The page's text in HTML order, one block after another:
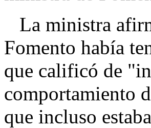
La ministra
Fomento había
que calificó de
comportamiento
que incluso